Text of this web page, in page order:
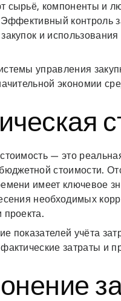
сырьё, компоненты и
контроль
и
управления
экономии
— это
стоимости.
имеет ключевое
необходимых
проекта.
показателей учёта
затраты и